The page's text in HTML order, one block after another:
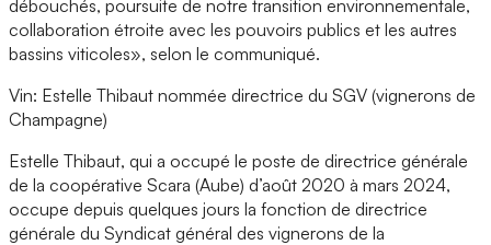
débouchés, poursuite de notre transition environnementale,
collaboration étroite avec les pouvoirs publics et les autres
bassins viticoles», selon le communiqué.
Vin: Estelle Thibaut nommée directrice du SGV (vignerons de
Champagne)
Estelle Thibaut, qui a occupé le poste de directrice générale
de la coopérative Scara (Aube) d’août 2020 à mars 2024,
occupe depuis quelques jours la fonction de directrice
générale du Syndicat général des vignerons de la